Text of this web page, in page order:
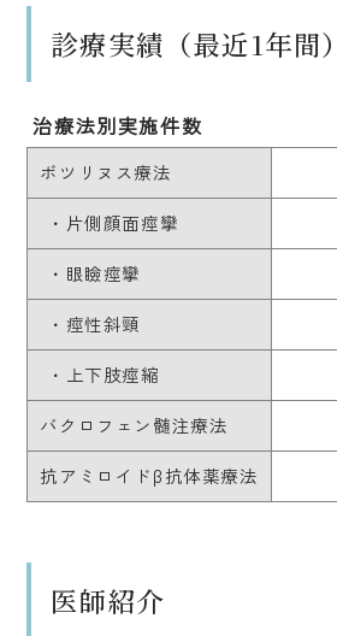
診療実績（最近1年間）
治療法別実施件数
ボツリヌス療法
・片側顔面痙攣
・眼瞼痙攣
・痙性斜頸
・上下肢痙縮
バクロフェン髄注療法
抗アミロイドβ抗体薬療法
医師紹介